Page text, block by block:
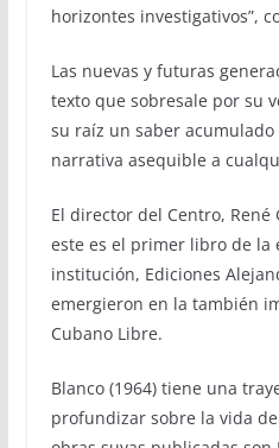
horizontes investigativos”,
Las nuevas y futuras
texto que sobresale por su
su raíz un saber
narrativa asequible a
El director del Centro, René
este es el primer libro de la
institución, Ediciones
emergieron en la también
Cubano Libre.
Blanco (1964) tiene una
profundizar sobre la vida